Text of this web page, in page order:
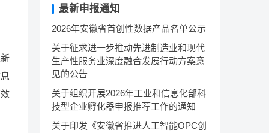
最新申报通知
2026年安徽省首创性数据产品名单公示
关于征求进一步推动先进制造业和现代
生产性服务业深度融合发展行动方案意
见的公告
关于组织开展2026年工业和信息化部科
技型企业孵化器申报推荐工作的通知
关于印发《安徽省推进人工智能OPC创